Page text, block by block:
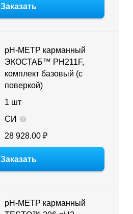
Заказать
pH-МЕТР карманный
ЭКОСТАБ™ PH211F,
комплект базовый (с
поверкой)
1 шт
СИ
28 928.00 ₽
Заказать
pH-МЕТР карманный